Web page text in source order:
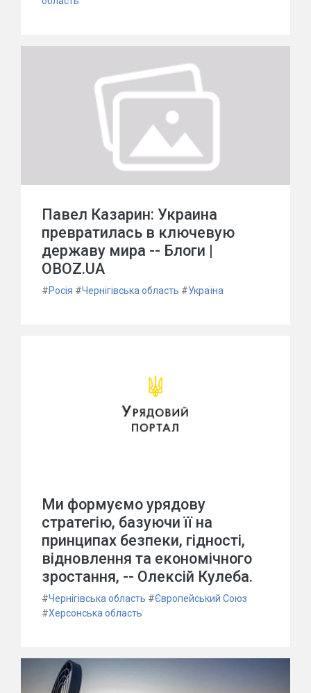
Павел Казарин: Украина
превратилась в ключевую
державу мира -- Блоги |
OBOZ.UA
#Росія #Чернігівська область #Україна
Ми формуємо урядову
стратегію, базуючи її на
принципах безпеки, гідності,
відновлення та економічного
зростання, -- Олексій Кулеба.
#Чернігівська область #Європейський Союз
#Херсонська область